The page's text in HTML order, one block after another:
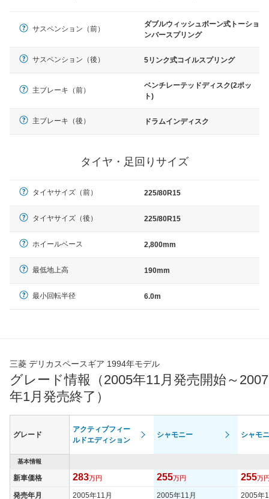
サスペンション（前）
ダブルウィッシュボーン式トーショ
ンバースプリング
サスペンション（後） 5リンク式コイルスプリング
主ブレーキ（前）
ベンチレーテッドディスク(2ポッ
ト)
主ブレーキ（後） ドラムインディスク
タイヤ・足回りサイズ
タイヤサイズ（前） 225/80R15
タイヤサイズ（後） 225/80R15
ホイールベース 2,800mm
最低地上高 190mm
最小回転半径 6.0m
三菱 デリカスペースギア 1994年モデル
グレード情報（2005年11月発売開始～2007
年1月発売終了）
グレード
アクティブフィー
ルドエディション
シャモニー シャモ
基本情報
新車価格 283万円 255万円 255万
発売年月 2005年11月 2005年11月 2005年